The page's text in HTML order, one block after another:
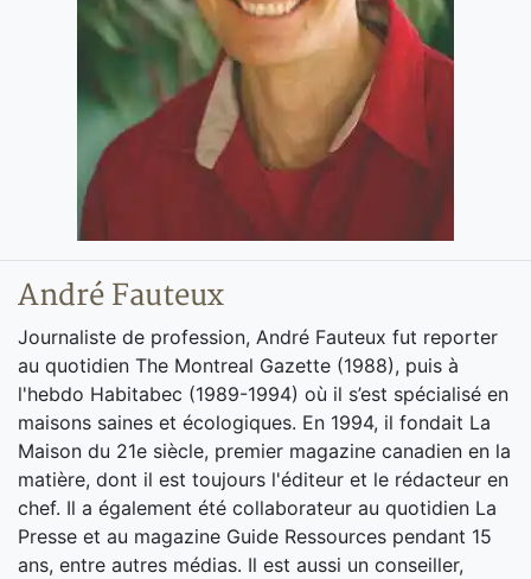
André Fauteux
Journaliste de profession, André Fauteux fut reporter
au quotidien The Montreal Gazette (1988), puis à
l'hebdo Habitabec (1989-1994) où il s’est spécialisé en
maisons saines et écologiques. En 1994, il fondait La
Maison du 21e siècle, premier magazine canadien en la
matière, dont il est toujours l'éditeur et le rédacteur en
chef. Il a également été collaborateur au quotidien La
Presse et au magazine Guide Ressources pendant 15
ans, entre autres médias. Il est aussi un conseiller,